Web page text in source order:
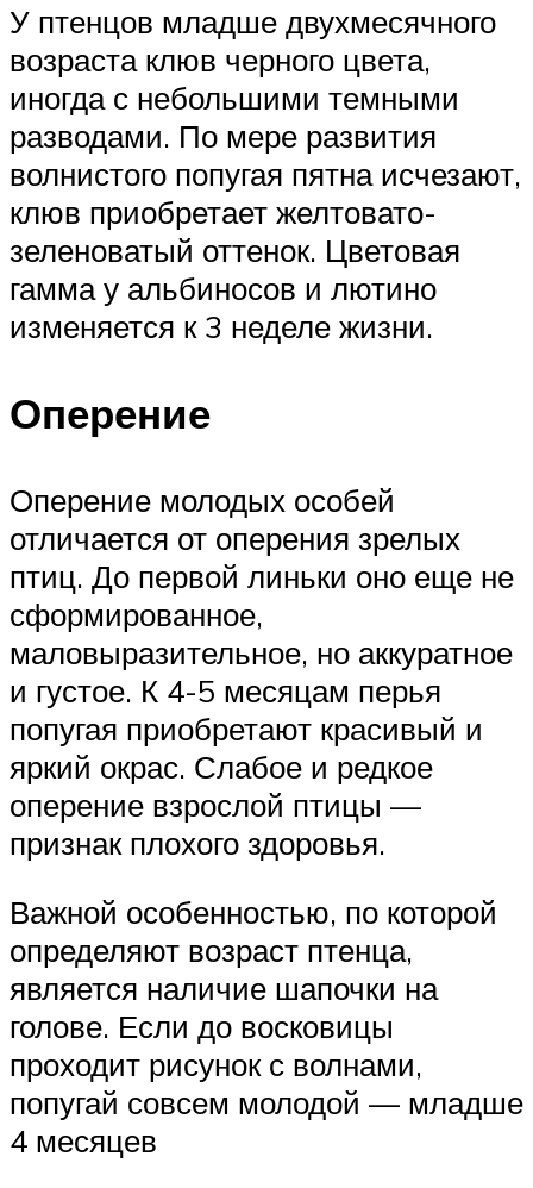
У птенцов младше двухмесячного
возраста клюв черного цвета,
иногда с небольшими темными
разводами. По мере развития
волнистого попугая пятна исчезают,
клюв приобретает желтовато-
зеленоватый оттенок. Цветовая
гамма у альбиносов и лютино
изменяется к 3 неделе жизни.
Оперение
Оперение молодых особей
отличается от оперения зрелых
птиц. До первой линьки оно еще не
сформированное,
маловыразительное, но аккуратное
и густое. К 4-5 месяцам перья
попугая приобретают красивый и
яркий окрас. Слабое и редкое
оперение взрослой птицы —
признак плохого здоровья.
Важной особенностью, по которой
определяют возраст птенца,
является наличие шапочки на
голове. Если до восковицы
проходит рисунок с волнами,
попугай совсем молодой — младше
4 месяцев